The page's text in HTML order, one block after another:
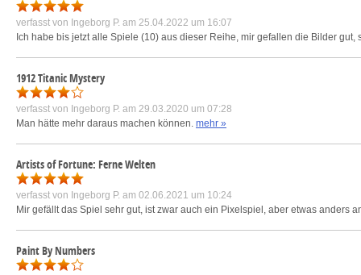
verfasst von Ingeborg P. am 25.04.2022 um 16:07
Ich habe bis jetzt alle Spiele (10) aus dieser Reihe, mir gefallen die Bilder gut,
1912 Titanic Mystery
verfasst von Ingeborg P. am 29.03.2020 um 07:28
Man hätte mehr daraus machen können. mehr »
Artists of Fortune: Ferne Welten
verfasst von Ingeborg P. am 02.06.2021 um 10:24
Mir gefällt das Spiel sehr gut, ist zwar auch ein Pixelspiel, aber etwas anders
Paint By Numbers